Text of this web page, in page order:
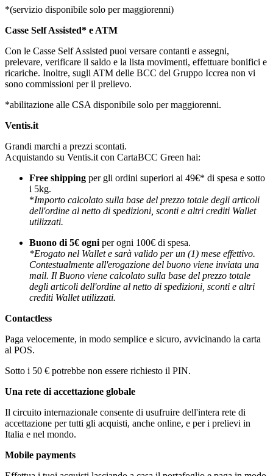
*(servizio disponibile solo per maggiorenni)
Casse Self Assisted* e ATM
Con le Casse Self Assisted puoi versare contanti e assegni,
prelevare, verificare il saldo e la lista movimenti, effettuare bonifici e
ricariche. Inoltre, sugli ATM delle BCC del Gruppo Iccrea non vi
sono commissioni per il prelievo.
*abilitazione alle CSA disponibile solo per maggiorenni.
Ventis.it
Grandi marchi a prezzi scontati.
Acquistando su Ventis.it con CartaBCC Green hai:
Free shipping per gli ordini superiori ai 49€* di spesa e sotto
i 5kg.
*Importo calcolato sulla base del prezzo totale degli articoli
dell'ordine al netto di spedizioni, sconti e altri crediti Wallet
utilizzati.
Buono di 5€ ogni per ogni 100€ di spesa.
*Erogato nel Wallet e sarà valido per un (1) mese effettivo.
Contestualmente all'erogazione del buono viene inviata una
mail. Il Buono viene calcolato sulla base del prezzo totale
degli articoli dell'ordine al netto di spedizioni, sconti e altri
crediti Wallet utilizzati.
Contactless
Paga velocemente, in modo semplice e sicuro, avvicinando la carta
al POS.
Sotto i 50 € potrebbe non essere richiesto il PIN.
Una rete di accettazione globale
Il circuito internazionale consente di usufruire dell'intera rete di
accettazione per tutti gli acquisti, anche online, e per i prelievi in
Italia e nel mondo.
Mobile payments